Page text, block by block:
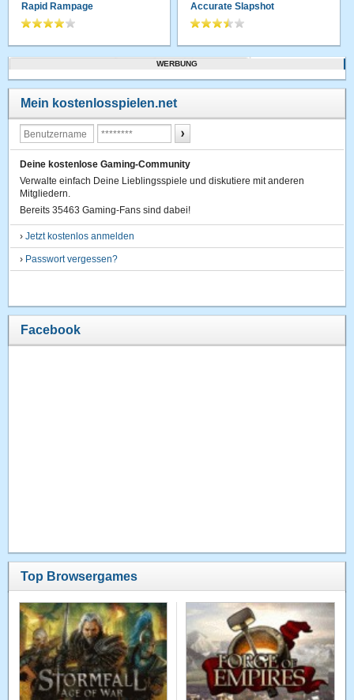
Rapid Rampage Accurate Slapshot
WERBUNG
Mein kostenlosspielen.net
Deine kostenlose Gaming-Community
Verwalte einfach Deine Lieblingsspiele und diskutiere mit anderen
Mitgliedern.
Bereits 35463 Gaming-Fans sind dabei!
›Jetzt kostenlos anmelden
› Passwort vergessen?
Facebook
Top Browsergames